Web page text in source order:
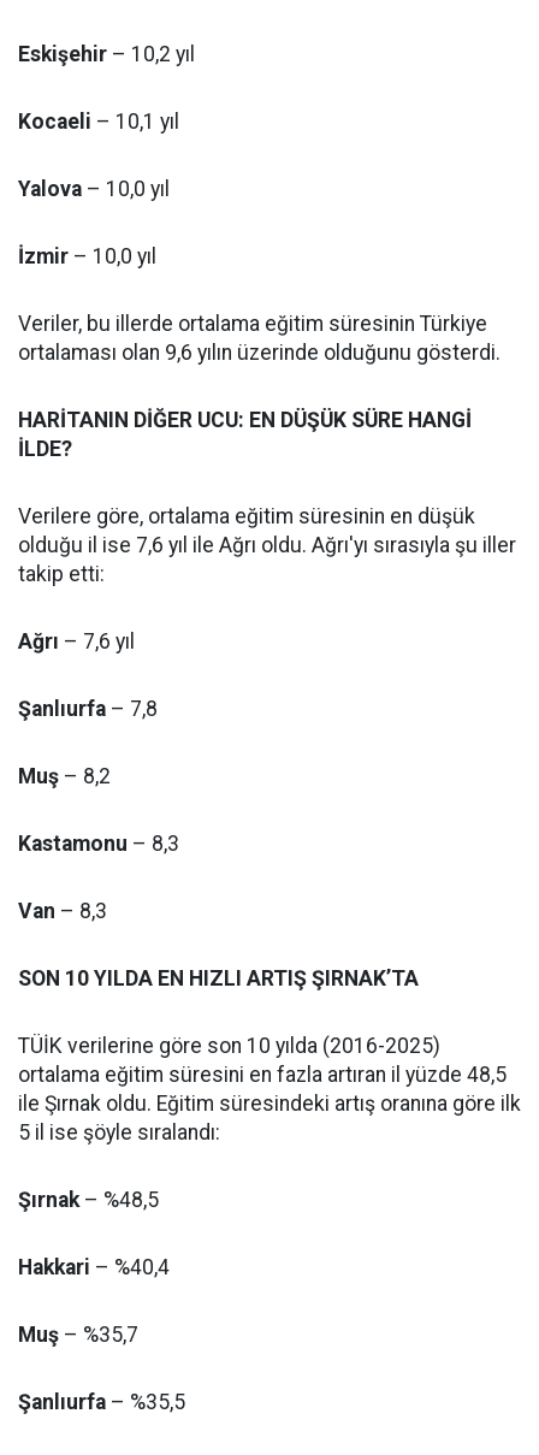
Eskişehir – 10,2 yıl
Kocaeli – 10,1 yıl
Yalova – 10,0 yıl
İzmir – 10,0 yıl
Veriler, bu illerde ortalama eğitim süresinin Türkiye
ortalaması olan 9,6 yılın üzerinde olduğunu gösterdi.
HARİTANIN DİĞER UCU: EN DÜŞÜK SÜRE HANGİ
İLDE?
Verilere göre, ortalama eğitim süresinin en düşük
olduğu il ise 7,6 yıl ile Ağrı oldu. Ağrı'yı sırasıyla şu iller
takip etti:
Ağrı – 7,6 yıl
Şanlıurfa – 7,8
Muş – 8,2
Kastamonu – 8,3
Van – 8,3
SON 10 YILDA EN HIZLI ARTIŞ ŞIRNAK’TA
TÜİK verilerine göre son 10 yılda (2016-2025)
ortalama eğitim süresini en fazla artıran il yüzde 48,5
ile Şırnak oldu. Eğitim süresindeki artış oranına göre ilk
5 il ise şöyle sıralandı:
Şırnak– %48,5
Hakkari – %40,4
Muş – %35,7
Şanlıurfa – %35,5